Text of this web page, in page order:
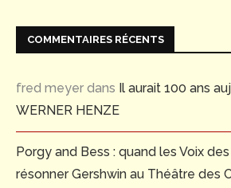
COMMENTAIRES RÉCENTS
fred meyer dans Il aurait 100 ans
WERNER HENZE
Porgy and Bess : quand les Voix
résonner Gershwin au Théâtre des